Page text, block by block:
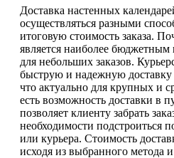
Доставка настенных
осуществляться разными
итоговую стоимость заказа.
является наиболее
для небольших заказов.
быструю и надежную доставку
что актуально для крупных и
есть возможность доставки в
позволяет клиенту забрать
необходимости подстроиться
или курьера. Стоимость
исходя из выбранного метода и